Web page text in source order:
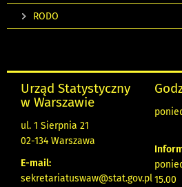
RODO
Urząd Statystyczny
w Warszawie
ul. 1 Sierpnia 21
02-134 Warszawa
E-mail:
sekretariatuswaw@stat.gov.pl15.00